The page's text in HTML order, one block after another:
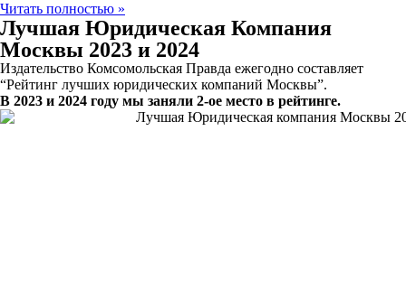
Читать полностью »
Лучшая Юридическая Компания
Москвы 2023 и 2024
Издательство Комсомольская Правда ежегодно составляет
“Рейтинг лучших юридических компаний Москвы”.
В 2023 и 2024 году мы заняли 2-ое место в рейтинге.